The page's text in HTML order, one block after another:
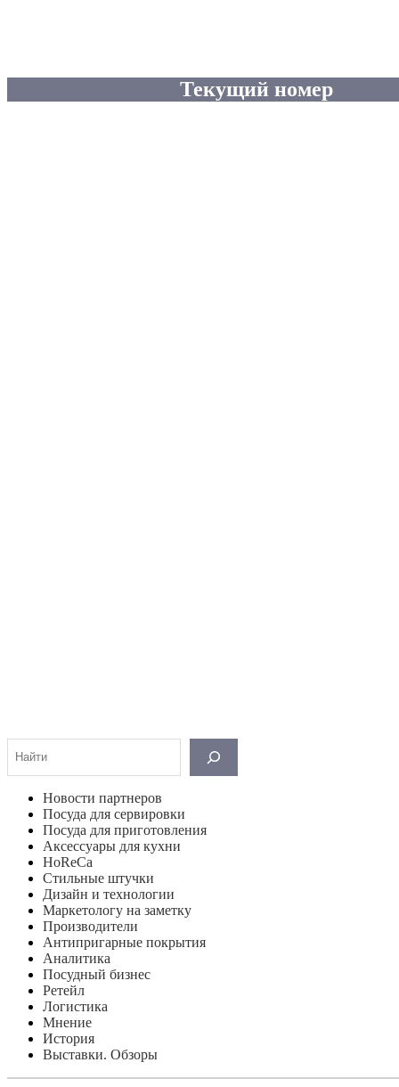
Текущий номер
Новости партнеров
Посуда для сервировки
Посуда для приготовления
Аксессуары для кухни
HoReCa
Стильные штучки
Дизайн и технологии
Маркетологу на заметку
Производители
Антипригарные покрытия
Аналитика
Посудный бизнес
Ретейл
Логистика
Мнение
История
Выставки. Обзоры